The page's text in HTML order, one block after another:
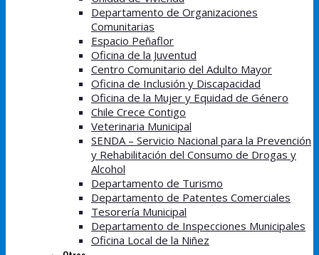
Departamento de Organizaciones
Comunitarias
Espacio Peñaflor
Oficina de la Juventud
Centro Comunitario del Adulto Mayor
Oficina de Inclusión y Discapacidad
Oficina de la Mujer y Equidad de Género
Chile Crece Contigo
Veterinaria Municipal
SENDA – Servicio Nacional para la Prevención
y Rehabilitación del Consumo de Drogas y
Alcohol
Departamento de Turismo
Departamento de Patentes Comerciales
Tesorería Municipal
Departamento de Inspecciones Municipales
Oficina Local de la Niñez